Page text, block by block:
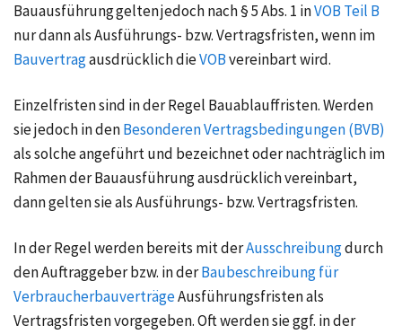
Bauausführung gelten jedoch nach § 5 Abs. 1 inVOB Teil B
nur dann als Ausführungs- bzw. Vertragsfristen, wenn im
Bauvertragausdrücklich dieVOBvereinbart wird.
Einzelfristen sind in der Regel Bauablauffristen. Werden
sie jedoch in denBesonderen Vertragsbedingungen (BVB)
als solche angeführt und bezeichnet oder nachträglich im
Rahmen der Bauausführung ausdrücklich vereinbart,
dann gelten sie als Ausführungs- bzw. Vertragsfristen.
In der Regel werden bereits mit derAusschreibungdurch
den Auftraggeber bzw. in derBaubeschreibung für
VerbraucherbauverträgeAusführungsfristen als
Vertragsfristen vorgegeben. Oft werden sie ggf. in der